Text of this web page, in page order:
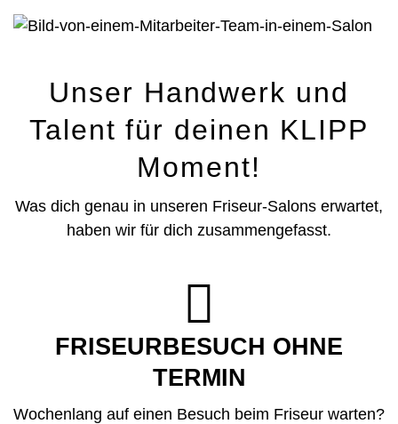
Unser Handwerk und
Talent für deinen KLIPP
Moment!
Was dich genau in unseren Friseur-Salons erwartet,
haben wir für dich zusammengefasst.

FRISEURBESUCH OHNE
TERMIN
Wochenlang auf einen Besuch beim Friseur warten?